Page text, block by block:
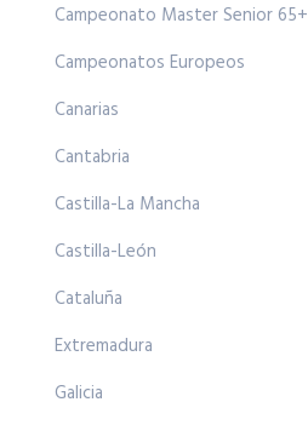
Campeonato Master Senior 65+
Campeonatos Europeos
Canarias
Cantabria
Castilla-La Mancha
Castilla-León
Cataluña
Extremadura
Galicia